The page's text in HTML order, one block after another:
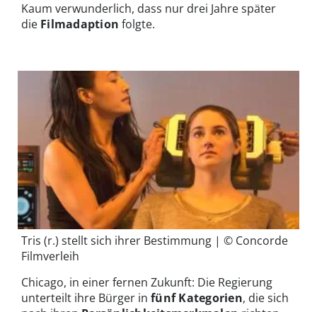
Kaum verwunderlich, dass nur drei Jahre später
die Filmadaption folgte.
Tris (r.) stellt sich ihrer Bestimmung | © Concorde
Filmverleih
Chicago, in einer fernen Zukunft: Die Regierung
unterteilt ihre Bürger in fünf Kategorien, die sich